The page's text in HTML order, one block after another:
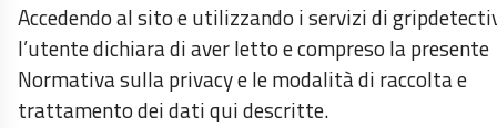
Accedendo al sito e utilizzando i servizi di
l’utente dichiara di aver letto e compreso la presente
Normativa sulla privacy e le modalità di raccolta e
trattamento dei dati qui descritte.